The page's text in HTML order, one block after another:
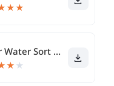
★★
Color Water Sort Wooden Puzzle
★ ★